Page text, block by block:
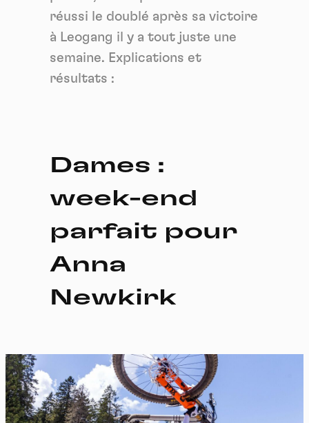
réussi le doublé après sa victoire
à Leogang il y a tout juste une
semaine. Explications et
résultats :
Dames :
week-end
parfait pour
Anna
Newkirk